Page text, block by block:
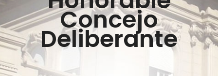
Concejo
Deliberante